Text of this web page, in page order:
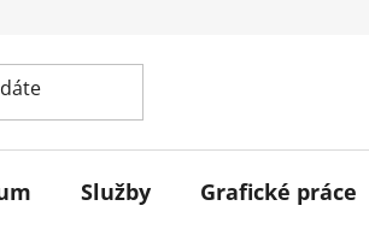
Služby Grafické práce